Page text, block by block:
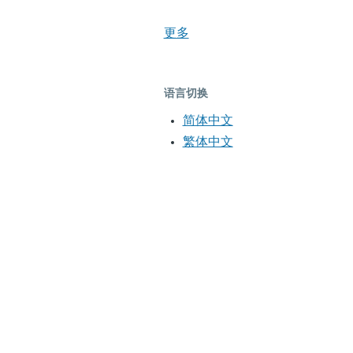
更多
语言切换
简体中文
繁体中文